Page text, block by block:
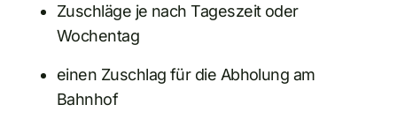
Zuschläge je nach Tageszeit oder
Wochentag
einen Zuschlag für die Abholung am
Bahnhof